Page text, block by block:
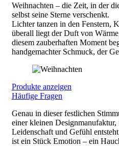
Weihnachten – die Zeit, in der
selbst seine Sterne verschenkt.
Lichter tanzen in den Fenstern,
überall liegt der Duft von
diesem zauberhaften Moment
handgemachter Schmuck, der
Produkte anzeigen
Häufige Fragen
Genau in dieser festlichen
einer kleinen
Leidenschaft und Gefühl
ist ein Stück Emotion – ein